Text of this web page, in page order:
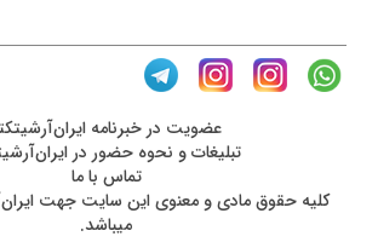
عضويت در خبرنامه
تبلیغات و نحوه حضور در
تماس با ما
کليه حقوق مادی و معنوی اين سايت جهت
ميباشد.